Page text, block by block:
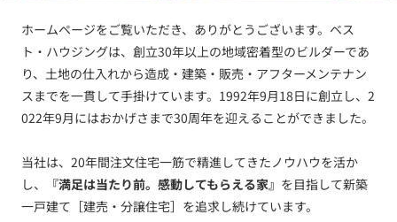
ホームページをご覧いただき、ありがとうございます。ベス
ト・ハウジングは、創立30年以上の地域密着型のビルダーであ
り、土地の仕入れから造成・建築・販売・アフターメンテナン
スまでを一貫して手掛けています。1992年9月18日に創立し、2
022年9月にはおかげさまで30周年を迎えることができました。
当社は、20年間注文住宅一筋で精進してきたノウハウを活か
し、
『満足は当たり前。感動してもらえる家』 を目指して新築
一戸建て［建売・分譲住宅］を追求し続けています。